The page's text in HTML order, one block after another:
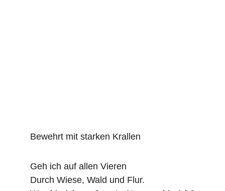
Bewehrt mit starken Krallen
Geh ich auf allen Vieren
Durch Wiese, Wald und Flur.